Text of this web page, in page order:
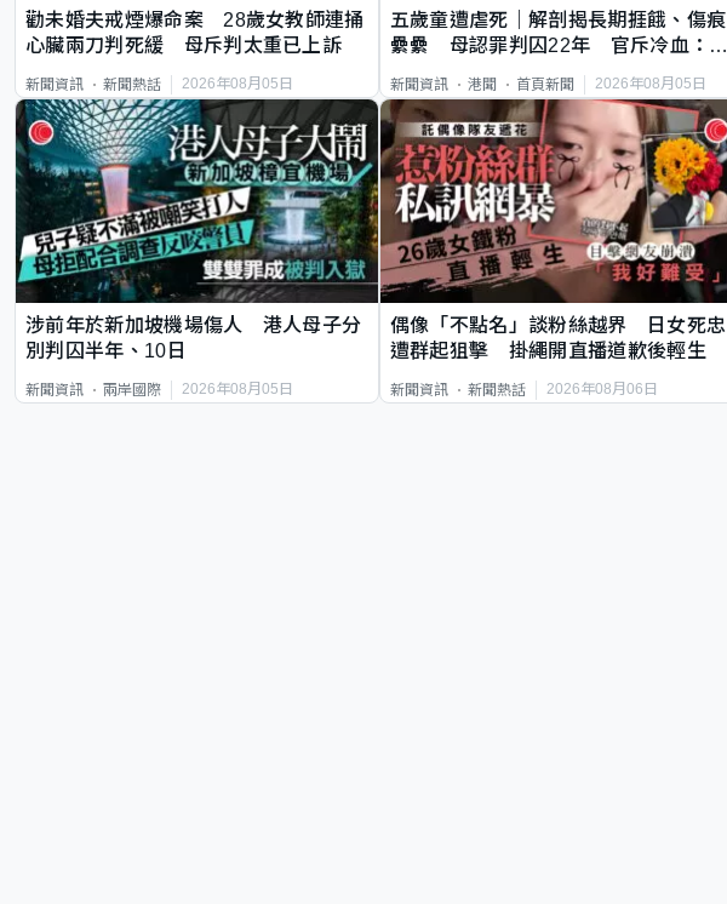
勸未婚夫戒煙爆命案 28歲女教師連捅
心臟兩刀判死緩 母斥判太重已上訴
新聞資訊 新聞熱話 2026年08月05日
五歲童遭虐死｜解剖揭長期捱餓、傷痕
纍纍 母認罪判囚22年 官斥冷血：同
新聞資訊 港聞 首頁新聞 2026年08月05日
涉前年於新加坡機場傷人 港人母子分
別判囚半年、10日
新聞資訊 兩岸國際 2026年08月05日
偶像「不點名」談粉絲越界 日女死忠
遭群起狙擊 掛繩開直播道歉後輕生
新聞資訊 新聞熱話 2026年08月06日